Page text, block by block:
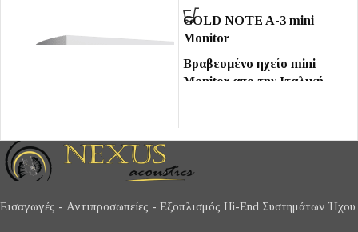
GOLD NOTE A-3 mini
Monitor
Βραβευμένο ηχείο mini
Monitor απο την Ιταλική
"CIARE από χάρτινο
τεράστιο μαγνητικό
Εισαγωγές - Αντιπροσωπείες - Εξοπλισμός Hi-End Συστημάτων Ήχου